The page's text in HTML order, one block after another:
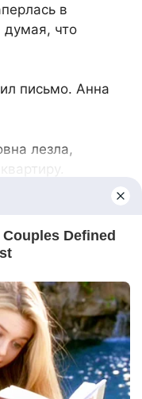
в
думая, что
письмо. Анна
лезла,
просил шанс.
Но Маша,
за Анну.